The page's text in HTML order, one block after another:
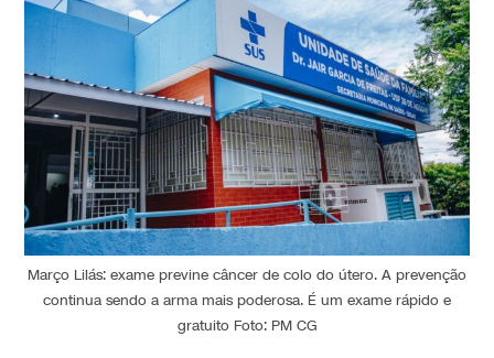
Março Lilás: exame previne câncer de colo do útero. A prevenção
continua sendo a arma mais poderosa. É um exame rápido e
gratuito Foto: PM CG